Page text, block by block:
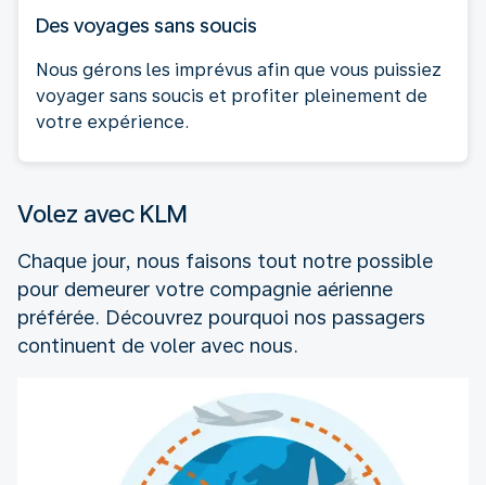
Des voyages sans soucis
Nous gérons les imprévus afin que vous puissiez
voyager sans soucis et profiter pleinement de
votre expérience.
Volez avec KLM
Chaque jour, nous faisons tout notre possible
pour demeurer votre compagnie aérienne
préférée. Découvrez pourquoi nos passagers
continuent de voler avec nous.